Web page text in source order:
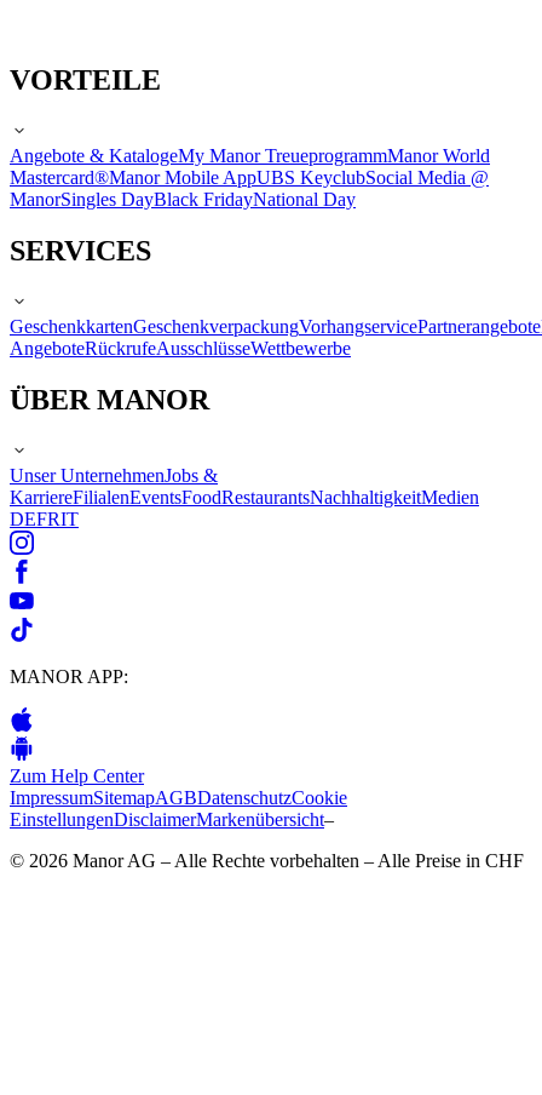
VORTEILE
Angebote & KatalogeMy Manor TreueprogrammManor World
Mastercard®Manor Mobile AppUBS KeyclubSocial Media @
ManorSingles DayBlack FridayNational Day
SERVICES
GeschenkkartenGeschenkverpackungVorhangservicePartnerangebote
AngeboteRückrufeAusschlüsseWettbewerbe
ÜBER MANOR
Unser UnternehmenJobs &
KarriereFilialenEventsFoodRestaurantsNachhaltigkeitMedien
DEFRIT
MANOR APP:
Zum Help Center
ImpressumSitemapAGBDatenschutzCookie
EinstellungenDisclaimerMarkenübersicht–
© 2026 Manor AG – Alle Rechte vorbehalten – Alle Preise in CHF